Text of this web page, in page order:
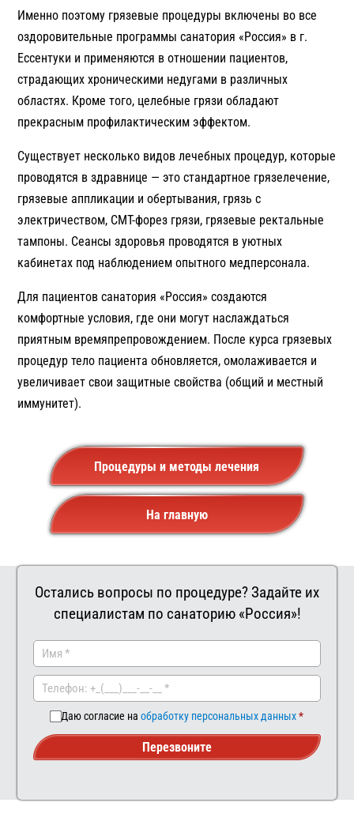
Именно поэтому грязевые процедуры включены во все
оздоровительные программы санатория «Россия» в г.
Ессентуки и применяются в отношении пациентов,
страдающих хроническими недугами в различных
областях. Кроме того, целебные грязи обладают
прекрасным профилактическим эффектом.
Существует несколько видов лечебных процедур, которые
проводятся в здравнице — это стандартное грязелечение,
грязевые аппликации и обертывания, грязь с
электричеством, СМТ-форез грязи, грязевые ректальные
тампоны. Сеансы здоровья проводятся в уютных
кабинетах под наблюдением опытного медперсонала.
Для пациентов санатория «Россия» создаются
комфортные условия, где они могут наслаждаться
приятным времяпрепровождением. После курса грязевых
процедур тело пациента обновляется, омолаживается и
увеличивает свои защитные свойства (общий и местный
иммунитет).
Процедуры и методы лечения
На главную
Остались вопросы по процедуре? Задайте их
специалистам по санаторию «Россия»!
Даю согласие на обработку персональных данных
Перезвоните